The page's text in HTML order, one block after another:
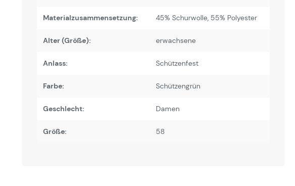
Materialzusammensetzung: 45% Schurwolle, 55% Polyester
Alter (Größe): erwachsene
Anlass: Schützenfest
Farbe: Schützengrün
Geschlecht: Damen
Größe: 58